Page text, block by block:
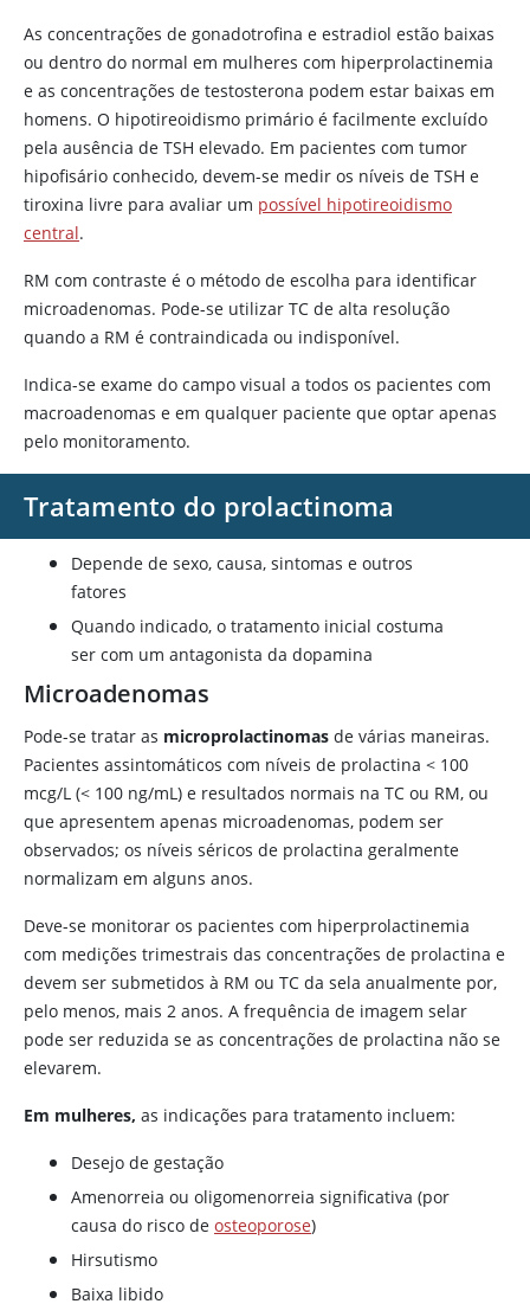
butirfenonas (haloperidol),
fenotiazinas, antidepressivos
tricíclicos e alguns outros
antidepressivos, antipsicóticos
Hormônio liberador de
tireotrofina
Data from Rebar RW: Practical evaluation of hormonal
status. InReproductive Endocrinology: Physiology,
Pathophysiology and Clinical Management , edited by SSC
Yen and RB Jaffe. Philadelphia, WB Saunders
As concentrações de gonadotrofina e estradiol estão baixas
ou dentro do normal em mulheres com hiperprolactinemia
e as concentrações de testosterona podem estar baixas em
homens. O hipotireoidismo primário é facilmente excluído
pela ausência de TSH elevado. Em pacientes com tumor
hipofisário conhecido, devem-se medir os níveis de TSH e
tiroxina livre para avaliar um possível hipotireoidismo
central.
RM com contraste é o método de escolha para identificar
microadenomas. Pode-se utilizar TC de alta resolução
quando a RM é contraindicada ou indisponível.
Indica-se exame do campo visual a todos os pacientes com
macroadenomas e em qualquer paciente que optar apenas
pelo monitoramento.
Tratamento do prolactinoma
Depende de sexo, causa, sintomas e outros
fatores
Quando indicado, o tratamento inicial costuma
ser com um antagonista da dopamina
Microadenomas
Pode-se tratar as microprolactinomas de várias maneiras.
Pacientes assintomáticos com níveis de prolactina < 100
mcg/L (< 100 ng/mL) e resultados normais na TC ou RM, ou
que apresentem apenas microadenomas, podem ser
observados; os níveis séricos de prolactina geralmente
normalizam em alguns anos.
Deve-se monitorar os pacientes com hiperprolactinemia
com medições trimestrais das concentrações de prolactina e
devem ser submetidos à RM ou TC da sela anualmente por,
pelo menos, mais 2 anos. A frequência de imagem selar
pode ser reduzida se as concentrações de prolactina não se
elevarem.
Em mulheres, as indicações para tratamento incluem:
Desejo de gestação
Amenorreia ou oligomenorreia significativa (por
causa do risco de osteoporose)
Hirsutismo
Baixa libido